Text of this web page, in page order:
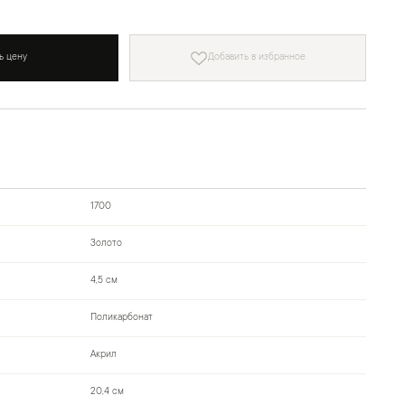
цену Добавить в избранное
1700
Золото
4,5 см
Поликарбонат
Акрил
20,4 см